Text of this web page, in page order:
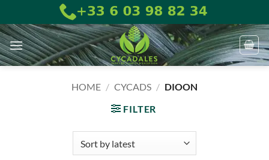
to
content
HOME / CYCADS / DIOON
FILTER